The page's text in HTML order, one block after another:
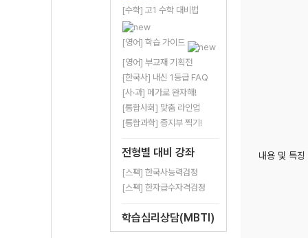
[수학] 고1 수학 대비법
[영어] 학습 가이드
[영어] 부교재 기획전
[한국사] 내신 1등급 FAQ
[사·과] 메가로 완자해!
[통합사회] 맞춤 라인업
[통합과학] 종지부 찍기!
전형별 대비 강좌
[스펙] 한국사능력검정
[스펙] 한자급수자격검정
학습심리상담(MBTI)
내용 및 특징